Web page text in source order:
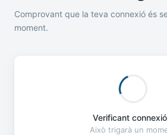
Comprovant que la teva connexió és
moment.
Verificant
Això trigarà un